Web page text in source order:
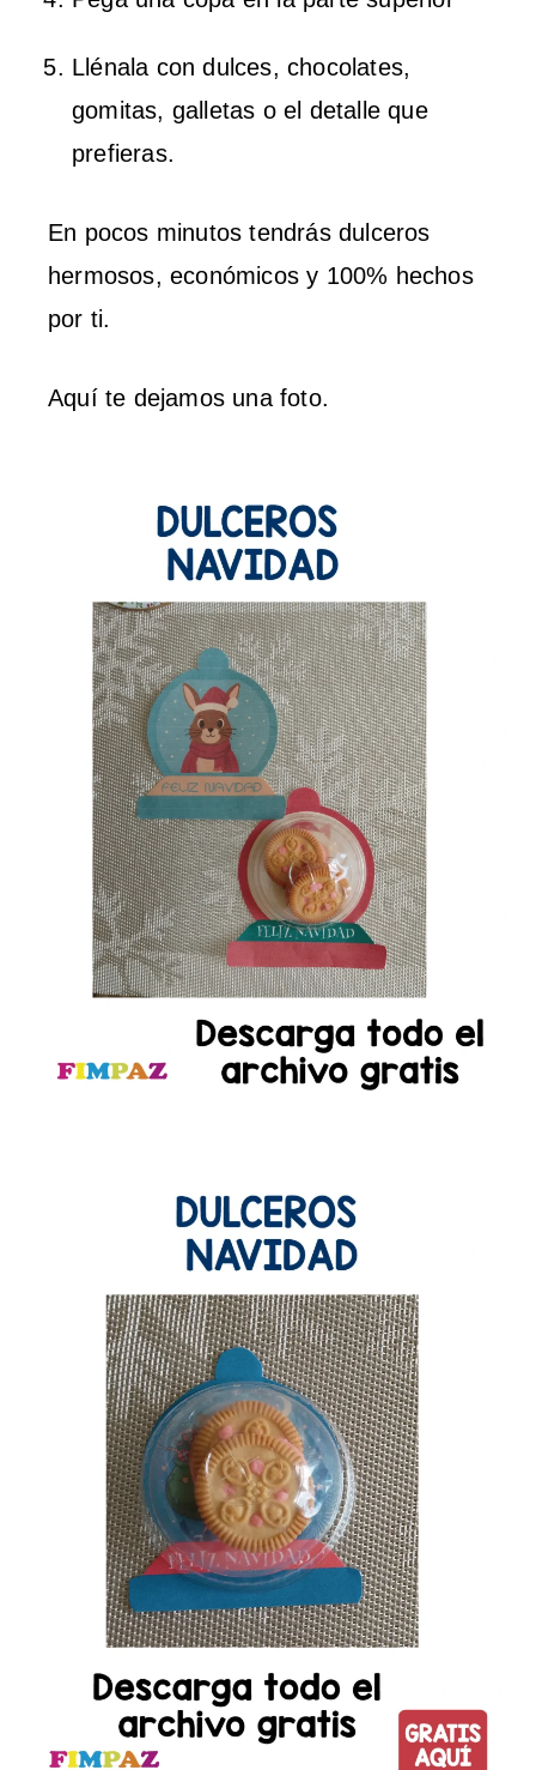
Llénala con dulces, chocolates,
gomitas, galletas o el detalle que
prefieras.
En pocos minutos tendrás dulceros
hermosos, económicos y 100% hechos
por ti.
Aquí te dejamos una foto.